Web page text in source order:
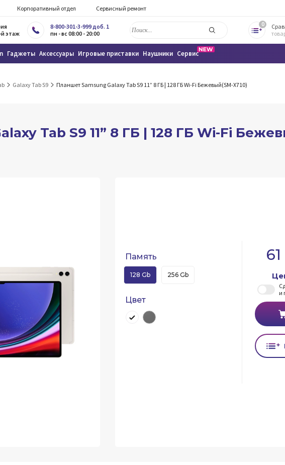
Корпоративный отдел Сервисный ремонт
этаж
8-800-301-3-999 доб. 1
пн - вс 08:00 - 20:00
0
Гаджеты Аксессуары Игровые приставки Наушники Сервис
Galaxy Tab S9 Планшет Samsung Galaxy Tab S9 11” 8 ГБ | 128 ГБ Wi-Fi Бежевый(SM-X710)
Tab S9 11” 8 ГБ | 128 ГБ Wi-Fi
Память
128 Gb 256 Gb
Цвет
и